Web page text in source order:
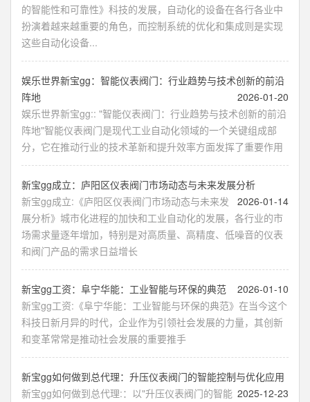
的智能性和可靠性》科技的发展，自动化的设备在各行各业中
扮演着越来越重要的角色，而控制系统的优化和集成则是实现
这些自动化设备...
娱乐世界新宝gg：智能仪表阀门：行业趋势与技术创新的前沿
阵地
2026-01-20
娱乐世界新宝gg:: "智能仪表阀门：行业趋势与技术创新的前沿
阵地"智能仪表阀门是现代工业自动化领域的一个关键组成部
分，它在推动行业的技术革新和提升效率方面发挥了重要作用
新宝gg成立：庐阳区仪表阀门市场动态与未来发展分析
2026-01-14
新宝gg成立:《庐阳区仪表阀门市场动态与未来发
展分析》城市化进程的加快和工业自动化的发展，各行业的市
场需求量逐年增加，特别是对高质量、高精度、低噪音的仪表
和阀门产品的需求日益增长
新宝gg工资：阜宁华能：工业智能与环保的典范
2026-01-10
新宝gg工资:《阜宁华能：工业智能与环保的典范》在当今这个
科技日新月异的时代，企业作为引领社会发展的力量，其创新
和变革常常是推动社会发展的重要推手
新宝gg如何做到总代理：升压仪表阀门的智能控制与优化应用
2025-12-23
新宝gg如何做到总代理:：以"升压仪表阀门的智能